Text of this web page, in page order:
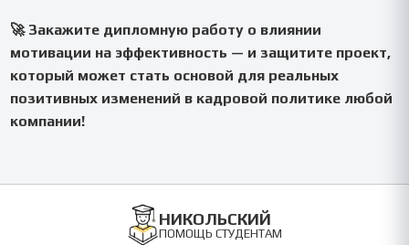
🚀 Закажите дипломную работу о влиянии
мотивации на эффективность — и защитите проект,
который может стать основой для реальных
позитивных изменений в кадровой политике любой
компании!
НИКОЛЬСКИЙ
ПОМОЩЬ СТУДЕНТАМ